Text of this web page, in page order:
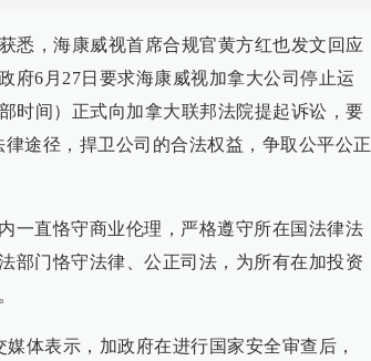
悉，海康威视首席合规官黄方红也发文回应
府6月27日要求海康威视加拿大公司停止运
时间）正式向加拿大联邦法院提起诉讼，要
途径，捍卫公司的合法权益，争取公平公正
一直恪守商业伦理，严格遵守所在国法律法
部门恪守法律、公正司法，为所有在加投资
体表示，加政府在进行国家安全审查后，